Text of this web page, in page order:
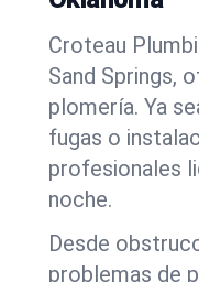
Croteau
Sand Springs,
plomería. Ya
fugas o
profesionales
noche.
Desde
problemas de